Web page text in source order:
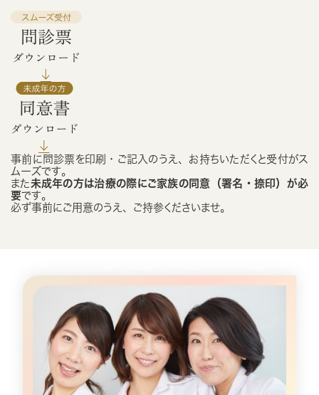
事前に問診票を印刷・ご記入のうえ、お持ちいただくと受付がス
ムーズです。
また 未成年の方は治療の際にご家族の同意（署名・捺印）が必
要です。
必ず事前にご用意のうえ、ご持参くださいませ。